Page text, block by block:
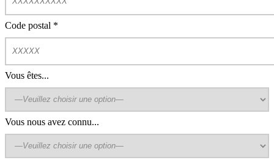
Code postal *
Vous êtes...
Vous nous avez connu...